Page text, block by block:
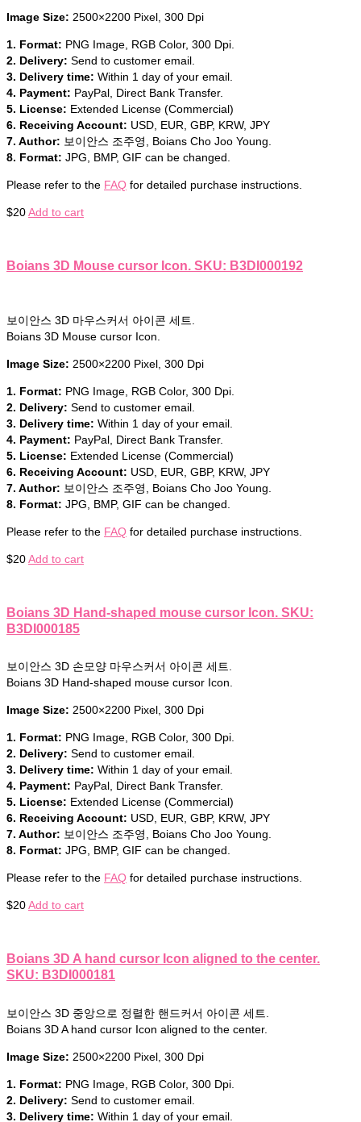
Image Size: 2500×2200 Pixel, 300 Dpi
1. Format: PNG Image, RGB Color, 300 Dpi.
2. Delivery: Send to customer email.
3. Delivery time: Within 1 day of your email.
4. Payment: PayPal, Direct Bank Transfer.
5. License: Extended License (Commercial)
6. Receiving Account: USD, EUR, GBP, KRW, JPY
7. Author: 보이안스 조주영, Boians Cho Joo Young.
8. Format: JPG, BMP, GIF can be changed.
Please refer to the FAQ for detailed purchase instructions.
$20Add to cart
Boians 3D Mouse cursor Icon. SKU: B3DI000192
보이안스 3D 마우스커서 아이콘 세트.
Boians 3D Mouse cursor Icon.
Image Size: 2500×2200 Pixel, 300 Dpi
1. Format: PNG Image, RGB Color, 300 Dpi.
2. Delivery: Send to customer email.
3. Delivery time: Within 1 day of your email.
4. Payment: PayPal, Direct Bank Transfer.
5. License: Extended License (Commercial)
6. Receiving Account: USD, EUR, GBP, KRW, JPY
7. Author: 보이안스 조주영, Boians Cho Joo Young.
8. Format: JPG, BMP, GIF can be changed.
Please refer to the FAQ for detailed purchase instructions.
$20Add to cart
Boians 3D Hand-shaped mouse cursor Icon. SKU:
B3DI000185
보이안스 3D 손모양 마우스커서 아이콘 세트.
Boians 3D Hand-shaped mouse cursor Icon.
Image Size: 2500×2200 Pixel, 300 Dpi
1. Format: PNG Image, RGB Color, 300 Dpi.
2. Delivery: Send to customer email.
3. Delivery time: Within 1 day of your email.
4. Payment: PayPal, Direct Bank Transfer.
5. License: Extended License (Commercial)
6. Receiving Account: USD, EUR, GBP, KRW, JPY
7. Author: 보이안스 조주영, Boians Cho Joo Young.
8. Format: JPG, BMP, GIF can be changed.
Please refer to the FAQ for detailed purchase instructions.
$20Add to cart
Boians 3D A hand cursor Icon aligned to the center.
SKU: B3DI000181
보이안스 3D 중앙으로 정렬한 핸드커서 아이콘 세트.
Boians 3D A hand cursor Icon aligned to the center.
Image Size: 2500×2200 Pixel, 300 Dpi
1. Format: PNG Image, RGB Color, 300 Dpi.
2. Delivery: Send to customer email.
3. Delivery time: Within 1 day of your email.